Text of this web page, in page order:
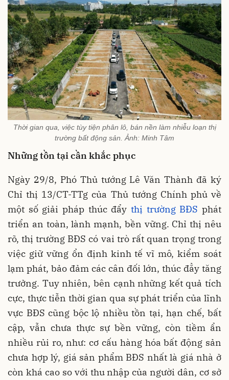
Thời gian qua, việc tùy tiện phân lô, bán nền làm nhiễu loạn thị
trường bất động sản. Ảnh: Minh Tâm
Nhữngtồn tại cần khắc phục
Ngày 29/8, Phó Thủ tướng Lê Văn Thành đã ký
Chỉ thị 13/CT-TTg của Thủ tướng Chính phủ về
một số giải pháp thúc đẩy thị trường BĐS phát
triển an toàn, lành mạnh, bền vững. Chỉ thị nêu
rõ, thị trường BĐS có vai trò rất quan trọng trong
việc giữ vững ổn định kinh tế vĩ mô, kiểm soát
lạm phát, bảo đảm các cân đối lớn, thúc đẳy tăng
trưởng. Tuy nhiên, bên cạnh những kết quả tích
cực, thực tiễn thời gian qua sự phát triển của lĩnh
vực BĐS cũng bộc lộ nhiều tồn tại, hạn chế, bất
cập, vẫn chưa thực sự bền vững, còn tiềm ẩn
nhiều rủi ro, như: cơ cấu hàng hóa bất động sản
chưa hợp lý, giá sản phẩm BĐS nhất là giá nhà ở
còn khá cao so với thu nhập của người dân, cơ sở